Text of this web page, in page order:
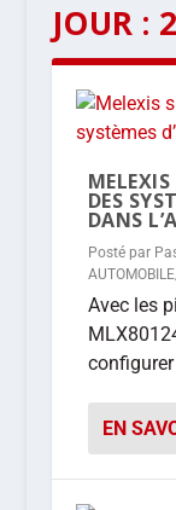
JOUR :
DES
DANS
Posté par
Avec les
EN